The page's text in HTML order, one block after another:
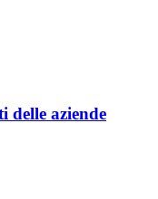
delle aziende